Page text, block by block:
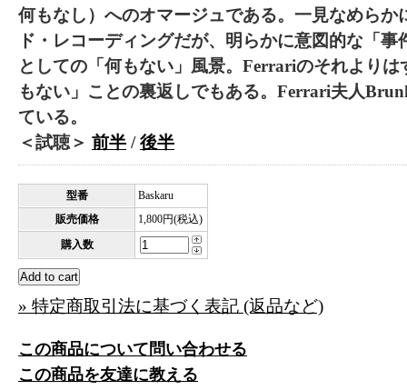
何もなし）へのオマージュである。一見なめらか
ド・レコーディングだが、明らかに意図的な「
としての「何もない」風景。Ferrariのそれより
もない」ことの裏返しでもある。Ferrari夫人
ている。
＜試聴＞ 前半 /後半
型番
Baskaru
販売価格
1,800円(税込)
購入数
» 特定商取引法に基づく表記 (返品など)
この商品について問い合わせる
この商品を友達に教える